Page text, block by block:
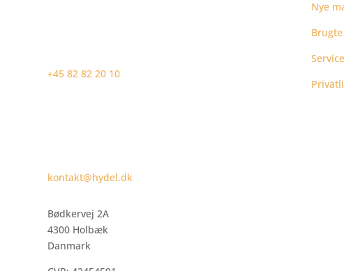
+45 82 82 20 10
kontakt@hydel.dk
Bødkervej 2A
4300 Holbæk
Danmark
Nye